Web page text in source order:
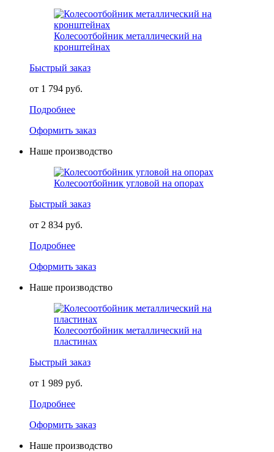
Колесоотбойник металлический на
кронштейнах
Быстрый заказ
от 1 794 руб.
Подробнее
Оформить заказ
Наше производство
Колесоотбойник угловой на опорах
Быстрый заказ
от 2 834 руб.
Подробнее
Оформить заказ
Наше производство
Колесоотбойник металлический на
пластинах
Быстрый заказ
от 1 989 руб.
Подробнее
Оформить заказ
Наше производство